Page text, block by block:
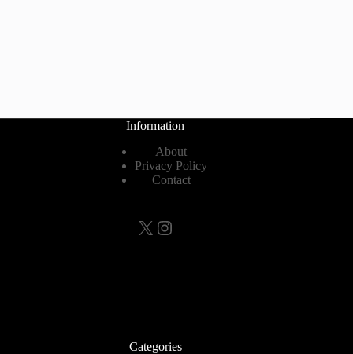
Information
About
Privacy Policy
Contact
X Instagram
Categories